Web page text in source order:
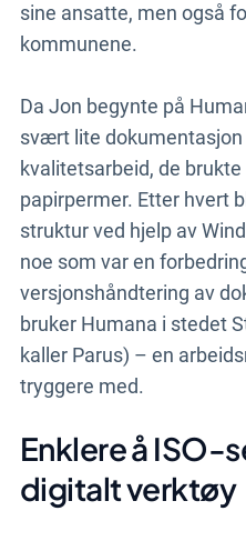
sine ansatte, men også
kommunene.
Da Jon begynte på
svært lite dokumentasjon
kvalitetsarbeid, de
papirpermer. Etter hvert
struktur ved hjelp av
noe som var en
versjonshåndtering av
bruker Humana i stedet
kaller Parus) – en
tryggere med.
Enklere å ISO-
digitalt verktøy